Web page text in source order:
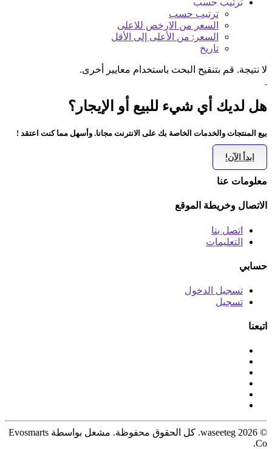
ترتيب حسب
السعر من الارخص للاعلى
السعر: من الأعلى إلى الأقل
تاريخ
لا نتيجة. قم بتنقيح البحث باستخدام معايير أخرى.
هل لديك أي شيء للبيع أو الإيجار؟
بيع المنتجات والخدمات الخاصة بك على الانترنت مجانا. وأسهل مما كنت اعتقد !
ابدأ الآن!
معلومات عنا
الاتصال وخريطة الموقع
اتصل بنا
التعليمات
حسابي
تسجيل الدخول
تسجيل
اتبعنا
© 2026 waseeteg. كل الحقوق محفوظة. مشغل بواسطة Evosmarts
Co.